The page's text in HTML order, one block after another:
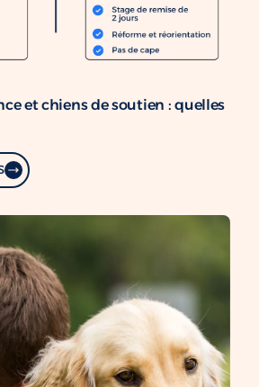
et chiens de soutien : quelles